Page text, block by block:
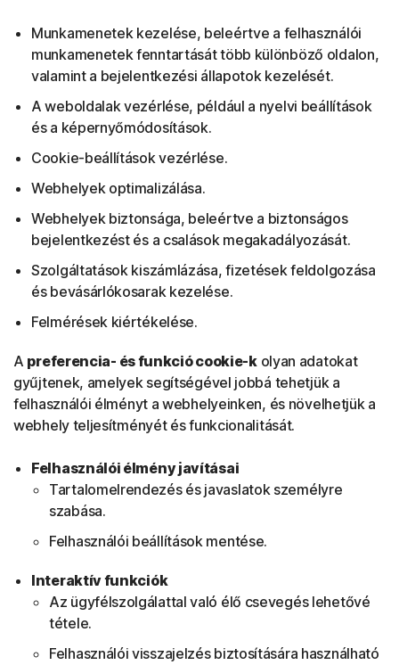
Munkamenetek kezelése, beleértve a felhasználói
munkamenetek fenntartását több különböző oldalon,
valamint a bejelentkezési állapotok kezelését.
A weboldalak vezérlése, például a nyelvi beállítások
és a képernyőmódosítások.
Cookie-beállítások vezérlése.
Webhelyek optimalizálása.
Webhelyek biztonsága, beleértve a biztonságos
bejelentkezést és a csalások megakadályozását.
Szolgáltatások kiszámlázása, fizetések feldolgozása
és bevásárlókosarak kezelése.
Felmérések kiértékelése.
A preferencia- és funkció cookie-kolyan adatokat
gyűjtenek, amelyek segítségével jobbá tehetjük a
felhasználói élményt a webhelyeinken, és növelhetjük a
webhely teljesítményét és funkcionalitását.
Felhasználói élmény javításai
Tartalomelrendezés és javaslatok személyre
szabása.
Felhasználói beállítások mentése.
Interaktív funkciók
Az ügyfélszolgálattal való élő csevegés lehetővé
tétele.
Felhasználói visszajelzés biztosítására használható